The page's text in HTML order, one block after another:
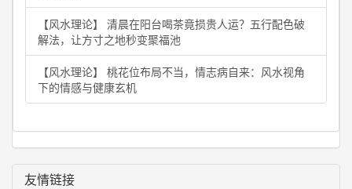
【风水理论】 清晨在阳台喝茶竟损贵人运？五行配色破
解法，让方寸之地秒变聚福池
【风水理论】 桃花位布局不当，情志病自来：风水视角
下的情感与健康玄机
友情链接